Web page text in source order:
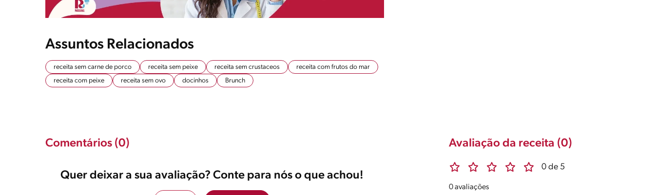
Assuntos Relacionados
receita sem carne de porco receita sem peixe receita sem crustaceos
receita com frutos do mar
receita com peixe
receita sem ovo docinhos Brunch
Avaliação da receita (0)
0 de 5
0 avaliações
Comentários (0)
Quer deixar a sua avaliação? Conte para nós o que achou!